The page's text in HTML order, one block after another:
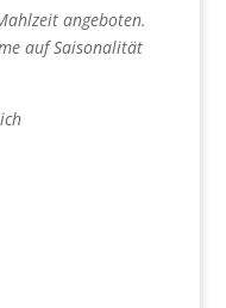
angeboten.
auf Saisonalität